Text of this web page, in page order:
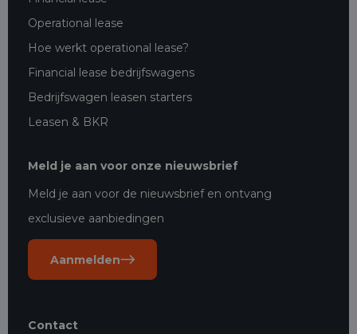
Operational lease
Hoe werkt operational lease?
Financial lease bedrijfswagens
Bedrijfswagen leasen starters
Leasen & BKR
Meld je aan voor onze nieuwsbrief
Meld je aan voor de nieuwsbrief en ontvang
exclusieve aanbiedingen
Aanmelden
Contact